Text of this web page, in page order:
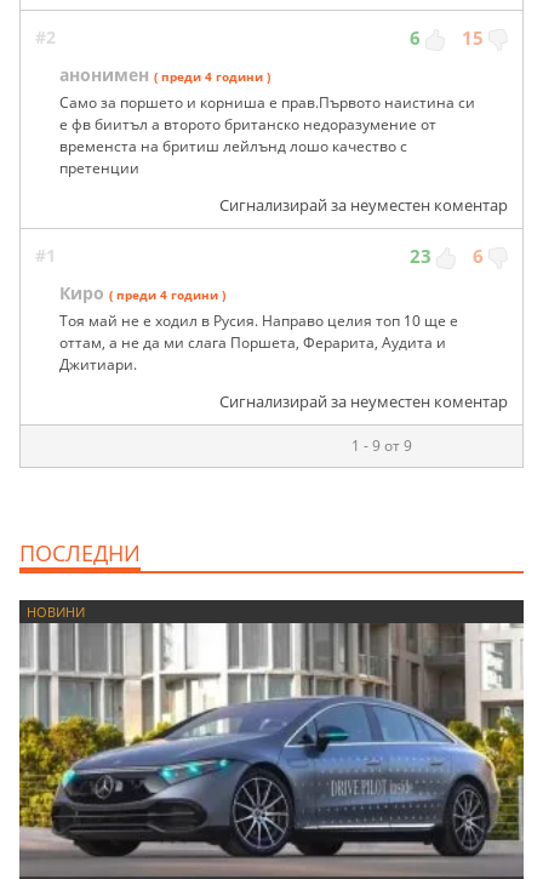
#2 6 15
анонимен ( преди 4 години )
Само за поршето и корниша е прав.Първото наистина си
е фв биитъл а второто британско недоразумение от
временста на бритиш лейлънд лошо качество с
претенции
Сигнализирай за неуместен коментар
#1 23 6
Киро ( преди 4 години )
Тоя май не е ходил в Русия. Направо целия топ 10 ще е
оттам, а не да ми слага Поршета, Ферарита, Аудита и
Джитиари.
Сигнализирай за неуместен коментар
1 - 9 от 9
ПОСЛЕДНИ
НОВИНИ